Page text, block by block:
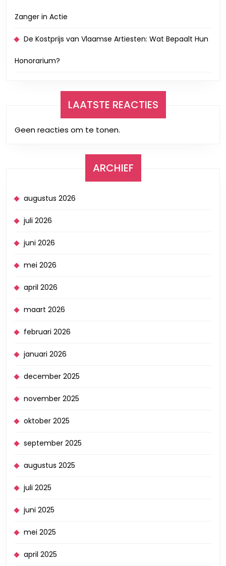
Zanger in Actie
De Kostprijs van Vlaamse Artiesten: Wat Bepaalt Hun
Honorarium?
LAATSTE REACTIES
Geen reacties om te tonen.
ARCHIEF
augustus 2026
juli 2026
juni 2026
mei 2026
april 2026
maart 2026
februari 2026
januari 2026
december 2025
november 2025
oktober 2025
september 2025
augustus 2025
juli 2025
juni 2025
mei 2025
april 2025